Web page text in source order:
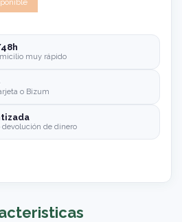
muy rápido
o Bizum
devolución de dinero